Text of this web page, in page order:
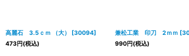
高麗石 3.5ｃｍ （大） [30094]
473円(税込)
兼松工業 印刀 2ｍｍ [
990円(税込)